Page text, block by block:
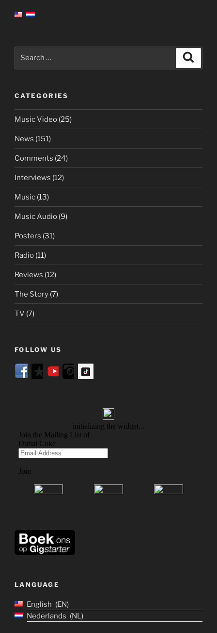
CATEGORIES
Music Video (25)
News (151)
Comments (24)
Interviews (12)
Music (13)
Music Audio (9)
Posters (31)
Radio (11)
Reviews (12)
The Story (7)
TV (7)
FOLLOW US
LANGUAGE
English
EN
Nederlands
NL